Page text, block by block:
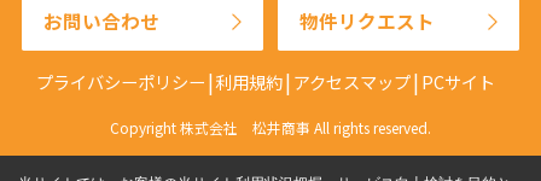
お問い合わせ 物件リクエスト
プライバシーポリシー 利用規約 アクセスマップ PCサイト
Copyright 株式会社 松井商事 All rights reserved.